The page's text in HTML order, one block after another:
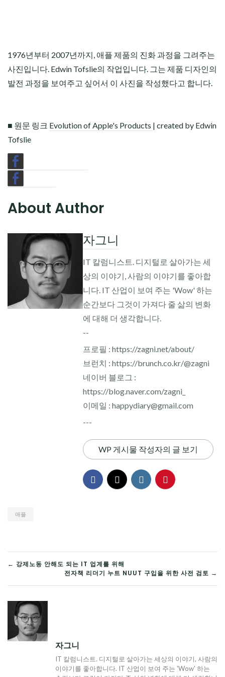
1976년부터 2007년까지, 애플 제품의 진화 과정을 그려주는
사진입니다. Edwin Tofslie의 작업입니다. 그는 제품 디자인의
발전 과정을 보여주고 싶어서 이 사진을 작성했다고 합니다.
■ 원문 링크 Evolution of Apple's Products | created by Edwin
Tofslie
About Author
자그니
IT 칼럼니스트. 디지털로 살아가는 세
상의 이야기, 사람의 이야기를 좋아합
니다. IT 산업이 보여 주는 'Wow' 하는
순간보다 그것이 가져다 줄 삶의 변화
에 대해 더 생각합니다.
--
프로필 : https://zagni.net/about/
브런치 : https://brunch.co.kr/@zagni
네이버 블로그 :
https://blog.naver.com/zagni_
이메일 : happydiary@gmail.com
---
WP 게시물 작성자의 글 보기
애플
글
탐
색
← 강제노동 안해도 되는 IT 업계를 위해
전자책 리더기 누트 NUUT 구입을 위한 사전 검토 →
자그니
IT 칼럼니스트. 디지털로 살아가는 세상의 이야기, 사람의
이야기를 좋아합니다. IT 산업이 보여 주는 'Wow' 하는